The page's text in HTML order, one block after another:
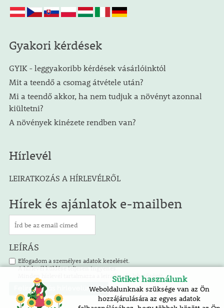
Gyakori kérdések
GYIK - leggyakoribb kérdések vásárlóinktól
Mit a teendő a csomag átvétele után?
Mi a teendő akkor, ha nem tudjuk a növényt azonnal
kiültetni?
A növények kinézete rendben van?
Hírlevél
LEIRATKOZÁS A HÍRLEVÉLRŐL
Hírek és ajánlatok e-mailben
LEÍRÁS
Elfogadom a személyes adatok kezelését.
A hírlevél küldése teljesen ingyenes.
Minden hírlevél tartalmazza a leiratkozás lehetőségét.
Sütiket használunk
Weboldalunknak szüksége van az Ön
hozzájárulására az egyes adatok